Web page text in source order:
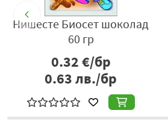
Чубрица по Шопски Биосет
100 гр
1.33€/бр
2.60лв./бр